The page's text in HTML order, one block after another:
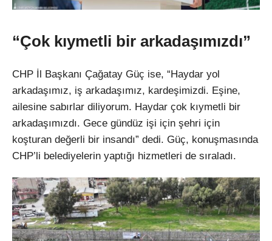
“Çok kıymetli bir arkadaşımızdı”
CHP İl Başkanı Çağatay Güç ise, “Haydar yol
arkadaşımız, iş arkadaşımız, kardeşimizdi. Eşine,
ailesine sabırlar diliyorum. Haydar çok kıymetli bir
arkadaşımızdı. Gece gündüz işi için şehri için
koşturan değerli bir insandı” dedi. Güç, konuşmasında
CHP’li belediyelerin yaptığı hizmetleri de sıraladı.